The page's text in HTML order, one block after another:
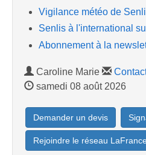
Vigilance météo de
Senlis à l'international
Abonnement à la
Caroline Marie
samedi 08 août 2026
Demander un devis
Rejoindre le réseau